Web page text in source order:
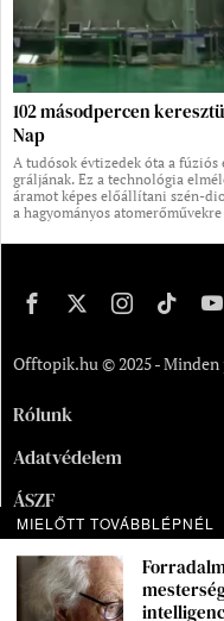
102 másodpercen
Nap
A tudósok évtizedek óta a
gráljának. Ez a technológia
áramot képes előállítani szén-
a hagyományos
Offtopik.hu © 2025 -
Rólunk
Adatvédelem
ÁSZF
Kapcsolat
Oldaltérkép
MIELŐTT TOVÁBBLÉPNÉL